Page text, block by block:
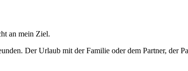
an mein Ziel.
Der Urlaub mit der Familie oder dem Partner, der